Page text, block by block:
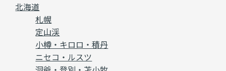
北海道
札幌
定山渓
小樽・キロロ・積丹
ニセコ・ルスツ